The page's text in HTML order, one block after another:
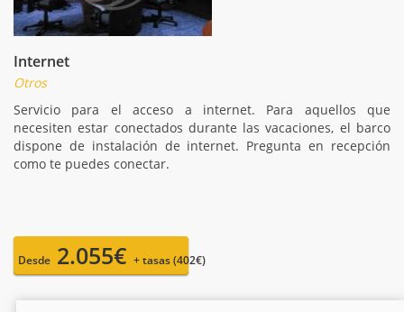
Internet
Otros
Servicio para el acceso a internet. Para aquellos que
necesiten estar conectados durante las vacaciones, el barco
dispone de instalación de internet. Pregunta en recepción
como te puedes conectar.
Desde 2.055€ + tasas (402€)